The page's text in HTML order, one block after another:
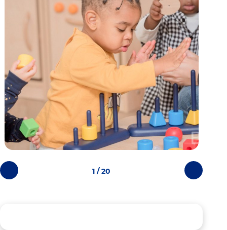
Photos
précédentes
Photos
suivantes
1 / 20